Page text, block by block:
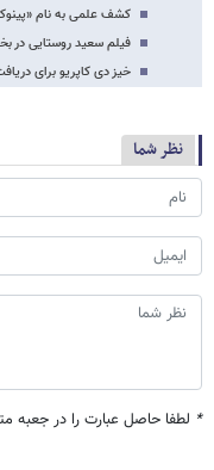
کشف علمی به نام
فیلم سعید روستایی در
خیز دی کاپریو برای دریافت
نظر شما
* لطفا حاصل عبارت را در جعبه